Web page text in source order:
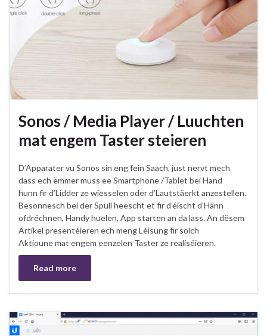
Sonos / Media Player / Luuchten
mat engem Taster steieren
D’Apparater vu Sonos sin eng fein Saach, just nervt mech
dass ech ëmmer muss ee Smartphone /Tablet bei Hand
hunn fir d’Lidder ze wiesselen oder d’Lautstäerkt anzestellen.
Besonnesch bei der Spull heescht et fir d’éischt d’Hänn
ofdréchnen, Handy huelen, App starten an da lass. An dësem
Artikel presentéieren ech meng Léisung fir solch
Aktioune mat engem eenzelen Taster ze realiséieren.
Read more